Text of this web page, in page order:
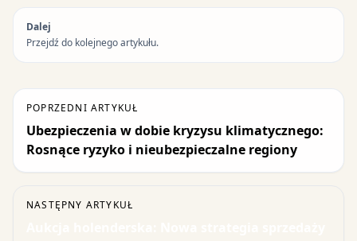
Dalej
Przejdź do kolejnego artykułu.
POPRZEDNI ARTYKUŁ
Ubezpieczenia w dobie kryzysu klimatycznego:
Rosnące ryzyko i nieubezpieczalne regiony
NASTĘPNY ARTYKUŁ